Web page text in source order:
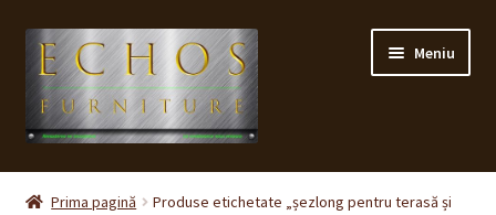
Sari
navigare
Sari
conținut
Meniu
Prima pagină
Prima pagină
Produse etichetate „șezlong pentru terasă și